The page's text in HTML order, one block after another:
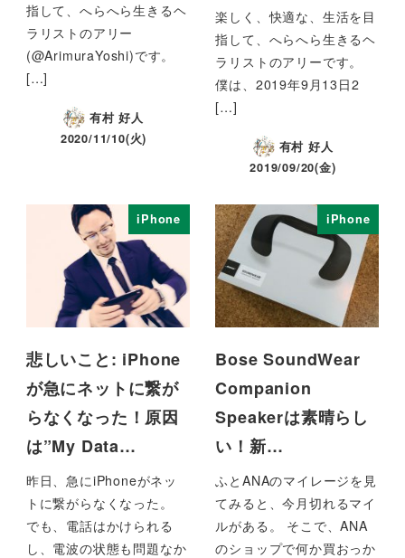
指して、へらへら生きるヘ
ラリストのアリー
(@ArimuraYoshi)です。
[…]
有村 好人
2020/11/10(火)
楽しく、快適な、生活を目
指して、へらへら生きるヘ
ラリストのアリーです。
僕は、2019年9月13日2
[…]
有村 好人
2019/09/20(金)
iPhone
悲しいこと: iPhone
が急にネットに繋が
らなくなった！原因
は”My Data…
昨日、急にiPhoneがネッ
トに繋がらなくなった。
でも、電話はかけられる
し、電波の状態も問題なか
iPhone
Bose SoundWear
Companion
Speakerは素晴らし
い！新…
ふとANAのマイレージを見
てみると、今月切れるマイ
ルがある。 そこで、ANA
のショップで何か買おっか